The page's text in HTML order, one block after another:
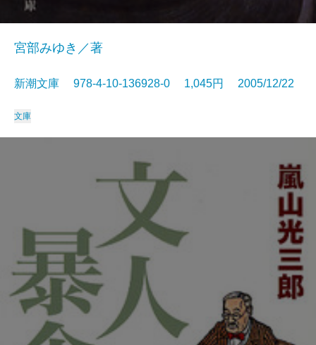
宮部みゆき／著
新潮文庫 978-4-10-136928-0 1,045円 2005/12/22
文庫